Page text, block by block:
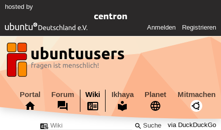
hosted by
Anmelden Registrieren
Portal Forum Wiki Ikhaya Planet Mitmachen
via DuckDuckGo